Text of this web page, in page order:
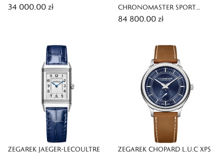
34 000,00 zł
CHRONOMASTER SPORT
LIMITED EDITION
84 800,00 zł
ZEGAREK JAEGER-LECOULTRE
ZEGAREK CHOPARD L.U.C XPS